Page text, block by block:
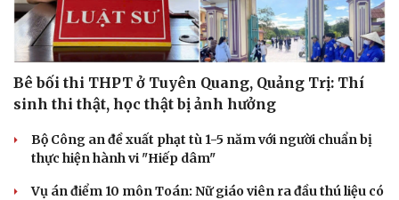
Bê bối thi THPT ở Tuyên Quang, Quảng Trị: Thí
sinh thi thật, học thật bị ảnh hưởng
Bộ Công an đề xuất phạt tù 1-5 năm với người chuẩn bị
thực hiện hành vi "Hiếp dâm"
Vụ án điểm 10 môn Toán: Nữ giáo viên ra đầu thú liệu có